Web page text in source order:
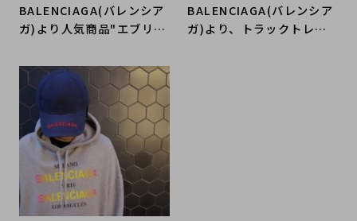
BALENCIAGA(バレンシア
ガ)より人気商品"エブリデ
りさせて頂きました！
BALENCIAGA(バレンシア
ガ)より、トラックトレー